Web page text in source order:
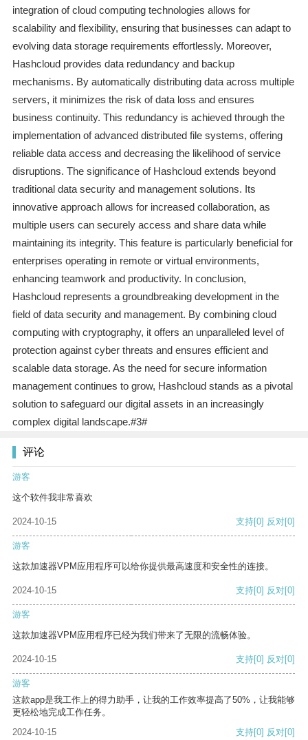
integration of cloud computing technologies allows for
scalability and flexibility, ensuring that businesses can adapt to
evolving data storage requirements effortlessly. Moreover,
Hashcloud provides data redundancy and backup
mechanisms. By automatically distributing data across multiple
servers, it minimizes the risk of data loss and ensures
business continuity. This redundancy is achieved through the
implementation of advanced distributed file systems, offering
reliable data access and decreasing the likelihood of service
disruptions. The significance of Hashcloud extends beyond
traditional data security and management solutions. Its
innovative approach allows for increased collaboration, as
multiple users can securely access and share data while
maintaining its integrity. This feature is particularly beneficial for
enterprises operating in remote or virtual environments,
enhancing teamwork and productivity. In conclusion,
Hashcloud represents a groundbreaking development in the
field of data security and management. By combining cloud
computing with cryptography, it offers an unparalleled level of
protection against cyber threats and ensures efficient and
scalable data storage. As the need for secure information
management continues to grow, Hashcloud stands as a pivotal
solution to safeguard our digital assets in an increasingly
complex digital landscape.#3#
评论
游客
这个软件我非常喜欢
2024-10-15 支持[0] 反对[0]
游客
这款加速器VPM应用程序可以给你提供最高速度和安全性的连接。
2024-10-15 支持[0] 反对[0]
游客
这款加速器VPM应用程序已经为我们带来了无限的流畅体验。
2024-10-15 支持[0] 反对[0]
游客
这款app是我工作上的得力助手，让我的工作效率提高了50%，让我能够
更轻松地完成工作任务。
2024-10-15
支持[0] 反对[0]